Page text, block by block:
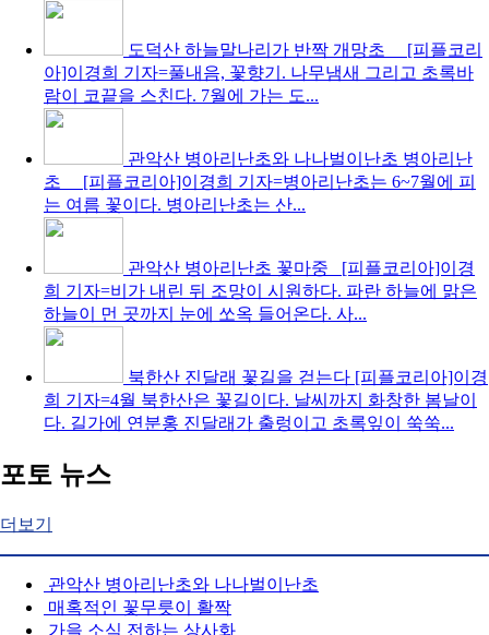
도덕산 하늘말나리가 반짝 개망초 [피플코리
아]이경희 기자=풀내음, 꽃향기. 나무냄새 그리고 초록바
람이 코끝을 스친다. 7월에 가는 도...
관악산 병아리난초와 나나벌이난초 병아리난
초 [피플코리아]이경희 기자=병아리난초는 6~7월에 피
는 여름 꽃이다. 병아리난초는 산...
관악산 병아리난초 꽃마중
[피플코리아]이경
희 기자=비가 내린 뒤 조망이 시원하다. 파란 하늘에 맑은
하늘이 먼 곳까지 눈에 쏘옥 들어온다. 사...
북한산 진달래 꽃길을 걷는다 [피플코리아]이경
희 기자=4월 북한산은 꽃길이다. 날씨까지 화창한 봄날이
다. 길가에 연분홍 진달래가 출렁이고 초록잎이 쑥쑥...
포토 뉴스
더보기
관악산 병아리난초와 나나벌이난초
매혹적인 꽃무릇이 활짝
가을 소식 전하는 상사화